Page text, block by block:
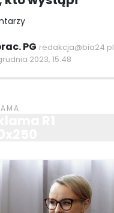
PG redakcja@bia24.pl
2023, 15:48